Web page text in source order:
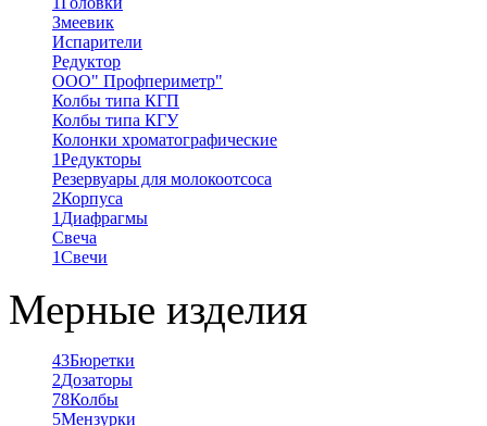
Змеевик
Испарители
Редуктор
ООО" Профпериметр"
Колбы типа КГП
Колбы типа КГУ
Колонки хроматографические
1Редукторы
Резервуары для молокоотсоса
2Корпуса
1 Диафрагмы
Свеча
1Свечи
Мерные изделия
43Бюретки
2Дозаторы
78Колбы
5Мензурки